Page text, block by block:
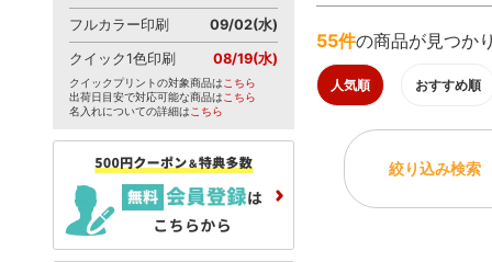
55件の商品が見つか
人気順 おすすめ順
絞り込み検索
フルカラー印刷 09/02(水)
クイック1色印刷 08/19(水)
クイックプリントの対象商品は こちら
出荷日目安で対応可能な商品は こちら
名入れについての詳細は こちら